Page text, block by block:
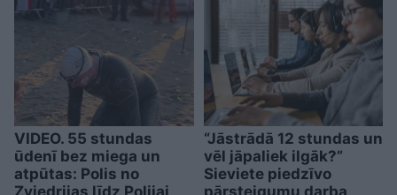
VIDEO. 55 stundas
ūdenī bez miega un
atpūtas: Polis no
“Jāstrādā 12 stundas un
vēl jāpaliek ilgāk?”
Sieviete piedzīvo